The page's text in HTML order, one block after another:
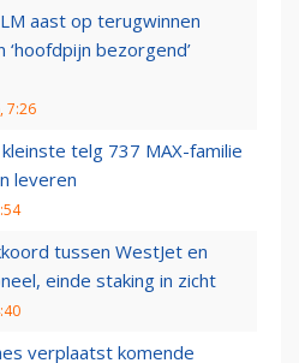
aast op terugwinnen
‘hoofdpijn bezorgend’
7:26
telg 737 MAX-familie
leveren
tussen WestJet en
einde staking in zicht
verplaatst komende